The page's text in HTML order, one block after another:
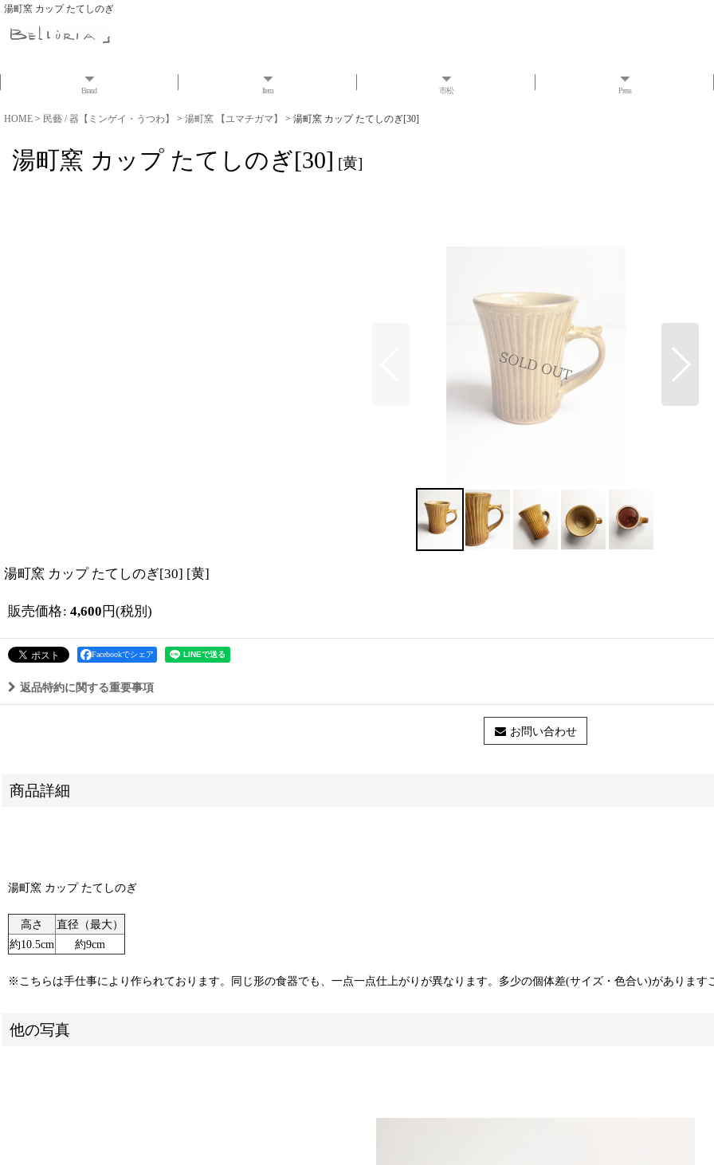
湯町窯 カップ たてしのぎ
Brand Item 市松 Press
HOME > 民藝 / 器【ミンゲイ・うつわ】 > 湯町窯 【ユマチガマ】 > 湯町窯 カップ たてしのぎ[30]
湯町窯 カップ たてしのぎ[30] [黄]
湯町窯 カップ たてしのぎ[30] [黄]
販売価格: 4,600 円(税別)
Facebookでシェア
返品特約に関する重要事項
お問い合わせ
商品詳細
湯町窯 カップ たてしのぎ
高さ
直径（最大）
約10.5cm
約9cm
※こちらは手仕事により作られております。同じ形の食器でも、一点一点仕上がりが異なります。多少の個体差(サイズ・色合い)があります
他の写真